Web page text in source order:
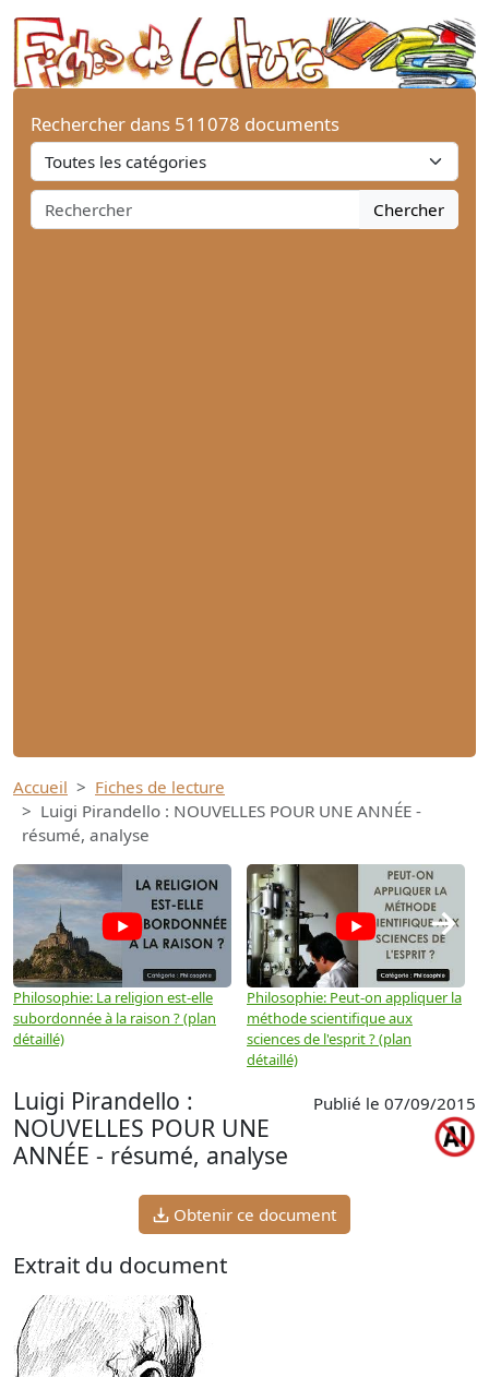
Rechercher dans 511078 documents
Chercher
Accueil
Fiches de lecture
Luigi Pirandello : NOUVELLES POUR UNE ANNÉE -
résumé, analyse
Philosophie: La religion est-elle
subordonnée à la raison ? (plan
détaillé)
Philosophie: Peut-on appliquer la
méthode scientifique aux
sciences de l'esprit ? (plan
détaillé)
→
Luigi Pirandello :
NOUVELLES POUR UNE
ANNÉE - résumé, analyse
Publié le 07/09/2015
Obtenir ce document
Extrait du document